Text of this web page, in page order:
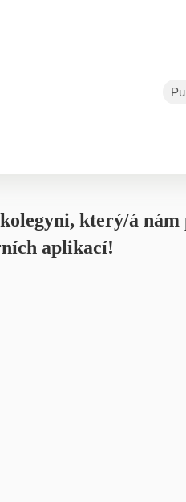
který/á nám
aplikací!